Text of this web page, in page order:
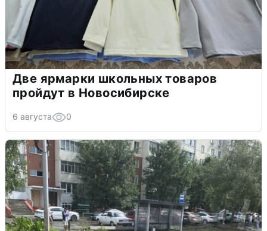
Две ярмарки школьных товаров
пройдут в Новосибирске
6 августа 0